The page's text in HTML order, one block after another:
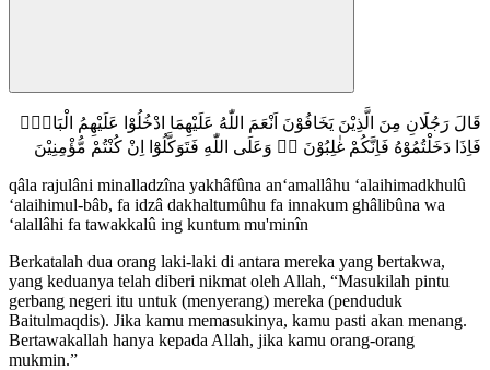
قَالَ رَجُلَانِ مِنَ الَّذِيْنَ يَخَافُوْنَ اَنْعَمَ اللّٰهُ عَلَيْهِمَا ادْخُلُوْا عَلَيْهِمُ الْبَابَۚ
فَاِذَا دَخَلْتُمُوْهُ فَاِنَّكُمْ غٰلِبُوْنَ ەۙ وَعَلَى اللّٰهِ فَتَوَكَّلُوْٓا اِنْ كُنْتُمْ مُّؤْمِنِيْنَ
qâla rajulâni minalladzîna yakhâfûna an‘amallâhu ‘alaihimadkhulû
‘alaihimul-bâb, fa idzâ dakhaltumûhu fa innakum ghâlibûna wa
‘alallâhi fa tawakkalû ing kuntum mu'minîn
Berkatalah dua orang laki-laki di antara mereka yang bertakwa,
yang keduanya telah diberi nikmat oleh Allah, “Masukilah pintu
gerbang negeri itu untuk (menyerang) mereka (penduduk
Baitulmaqdis). Jika kamu memasukinya, kamu pasti akan menang.
Bertawakallah hanya kepada Allah, jika kamu orang-orang
mukmin.”